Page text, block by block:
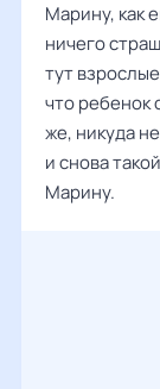
Марину, как
ничего
тут
что ребенок
же, никуда
и снова
Марину.